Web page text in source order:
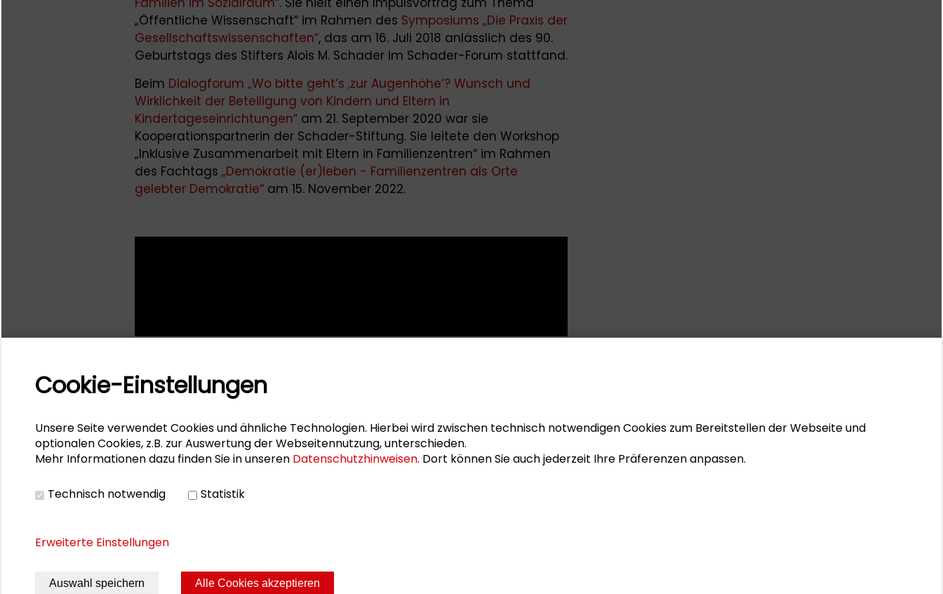
„Öffentliche Wissenschaft“ im Rahmen des Symposiums „Die Praxis der
Gesellschaftswissenschaften“, das am 16. Juli 2018 anlässlich des 90.
Geburtstags des Stifters Alois M. Schader im Schader-Forum stattfand.
Beim Dialogforum „Wo bitte geht’s ‚zur Augenhöhe‘? Wunsch und
Wirklichkeit der Beteiligung von Kindern und Eltern in
Kindertageseinrichtungen“ am 21. September 2020 war sie
Kooperationspartnerin der Schader-Stiftung. Sie leitete den Workshop
„Inklusive Zusammenarbeit mit Eltern in Familienzentren“ im Rahmen
des Fachtags „Demokratie (er)leben - Familienzentren als Orte
gelebter Demokratie“ am 15. November 2022.
Seite drucken Sitemap Impressum
Cookie-Einstellungen
Unsere Seite verwendet Cookies und ähnliche Technologien. Hierbei wird zwischen technisch notwendigen Cookies zum Bereitstellen der Webseite und
optionalen Cookies, z.B. zur Auswertung der Webseitennutzung, unterschieden.
Mehr Informationen dazu finden Sie in unseren Datenschutzhinweisen. Dort können Sie auch jederzeit Ihre Präferenzen anpassen.
Technisch notwendig Statistik
Erweiterte Einstellungen
Auswahl speichern Alle Cookies akzeptieren